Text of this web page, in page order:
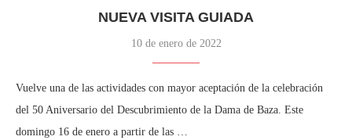
NUEVA VISITA GUIADA
10 de enero de 2022
Vuelve una de las actividades con mayor aceptación de la celebración
del 50 Aniversario del Descubrimiento de la Dama de Baza. Este
domingo 16 de enero a partir de las …